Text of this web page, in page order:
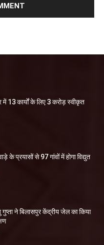
में 13 कार्यों के लिए 3 करोड़ स्वीकृत
के प्रयासों से 97 गांवों में होगा विद्युत
गुप्ता ने बिलासपुर केंद्रीय जेल का किया